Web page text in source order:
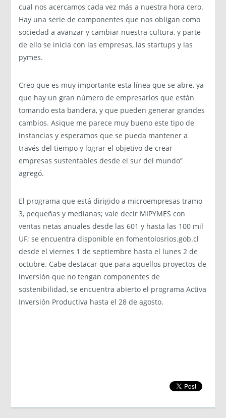
cual nos acercamos cada vez más a nuestra hora cero.
Hay una serie de componentes que nos obligan como
sociedad a avanzar y cambiar nuestra cultura, y parte
de ello se inicia con las empresas, las startups y las
pymes.
Creo que es muy importante esta línea que se abre, ya
que hay un gran número de empresarios que están
tomando esta bandera, y que pueden generar grandes
cambios. Asique me parece muy bueno este tipo de
instancias y esperamos que se pueda mantener a
través del tiempo y lograr el objetivo de crear
empresas sustentables desde el sur del mundo”
agregó.
El programa que está dirigido a microempresas tramo
3, pequeñas y medianas; vale decir MIPYMES con
ventas netas anuales desde las 601 y hasta las 100 mil
UF; se encuentra disponible en fomentolosrios.gob.cl
desde el viernes 1 de septiembre hasta el lunes 2 de
octubre. Cabe destacar que para aquellos proyectos de
inversión que no tengan componentes de
sostenibilidad, se encuentra abierto el programa Activa
Inversión Productiva hasta el 28 de agosto.